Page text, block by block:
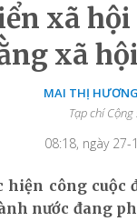
xã
xã
MAI THỊ
Tạp chí Cộng
08:18, ngày 27-
hiện công
nước đang